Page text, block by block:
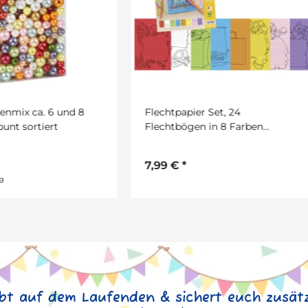
Set, 24
in 8 Farben
€
Pompons 720 Stück in
Farben sortiert
25,99 €
auf dem Laufenden & sichert euch